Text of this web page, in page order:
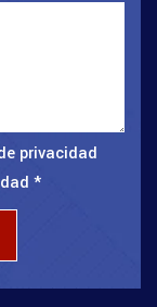
privacidad
*